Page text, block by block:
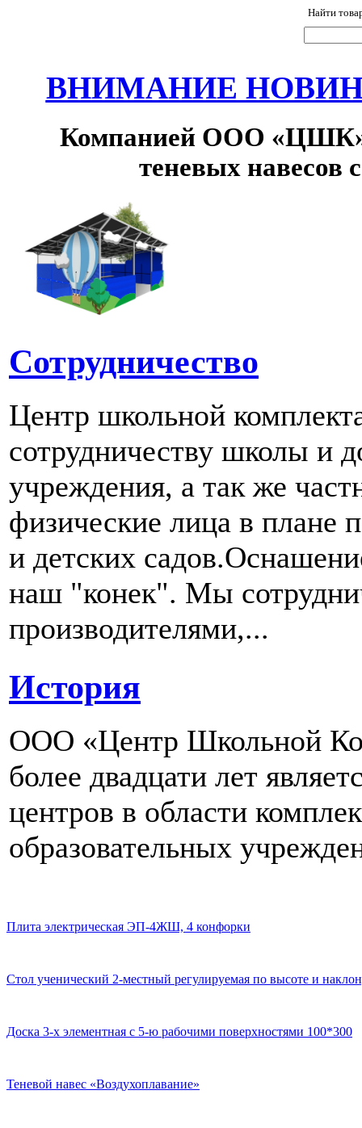
Найти
ВНИМАНИЕ
Компанией ООО «ЦШК»
теневых навесов
Сотрудничество
Центр школьной
сотрудничеству школы и
учреждения, а так же
физические лица в плане
и детских
наш "конек". Мы
производителями,...
История
ООО «Центр Школьной
более двадцати лет
центров в области
образовательных
Плита электрическая ЭП-4ЖШ, 4 конфорки
Стол ученический 2-местный регулируемая по высоте и
Доска 3-х элементная с 5-ю рабочими поверхностями 100*300
Теневой навес «Воздухоплавание»